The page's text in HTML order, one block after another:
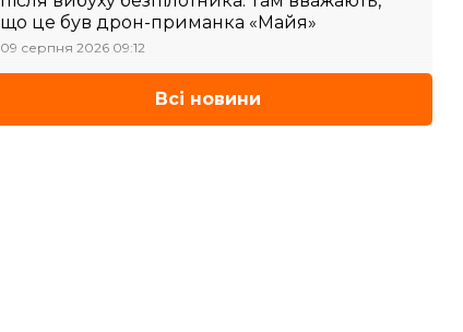
що це був дрон-приманка «Майя»
09 серпня 2026 09:12
Всі новини